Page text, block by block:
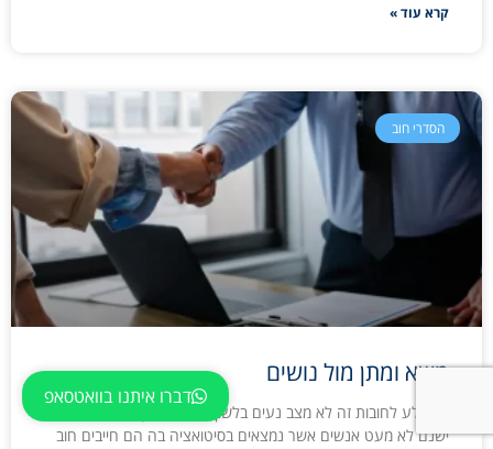
קרא עוד »
הסדרי חוב
משא ומתן מול נושים
להיקלע לחובות זה לא מצב נעים בלשון המעטה, אך למרבה הצער
ישנם לא מעט אנשים אשר נמצאים בסיטואציה בה הם חייבים חוב
דברו איתנו בוואטסאפ